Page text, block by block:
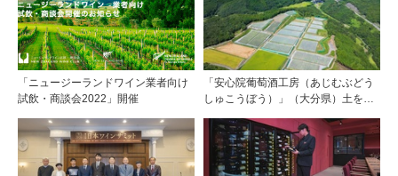
「ニュージーランドワイン業者向け
試飲・商談会2022」開催
「安心院葡萄酒工房（あじむぶどう
しゅこうぼう）」（大分県）土を作
ワインに実を結ぶ